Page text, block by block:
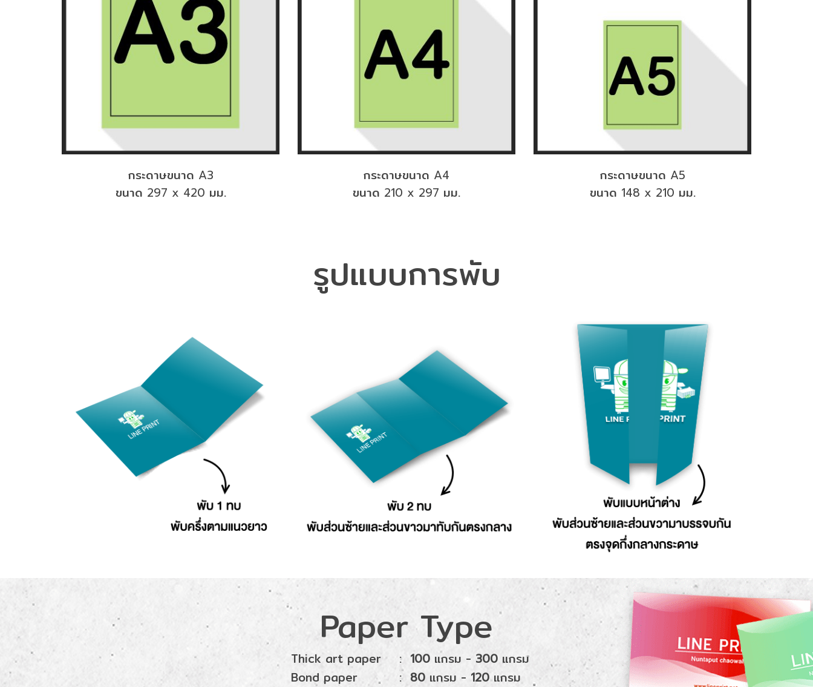
กระดาษขนาด A3
ขนาด 297 x 420 มม.
กระดาษขนาด A4
ขนาด 210 x 297 มม.
กระดาษขนาด A5
ขนาด 148 x 210 มม.
รูปแบบการพับ
Paper Type
Thick art paper : 100 แกรม - 300 แกรม
Bond paper
: 80 แกรม - 120แกรม